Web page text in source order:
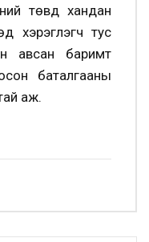
төвд хандан
хэрэглэгч тус
авсан баримт
баталгааны
аж.